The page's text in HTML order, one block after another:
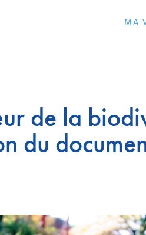
MA
de la
du